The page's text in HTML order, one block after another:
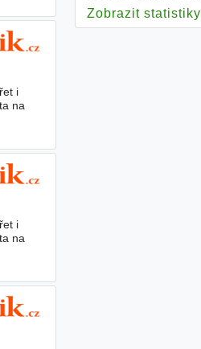
i
na
i
na
Zobrazit statistiky